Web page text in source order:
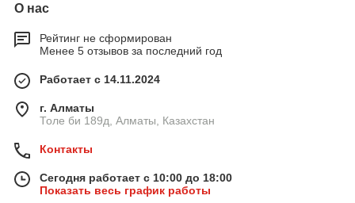
О нас
Рейтинг не сформирован
Менее 5 отзывов за последний год
Работает с 14.11.2024
г. Алматы
Толе би 189д, Алматы, Казахстан
Контакты
Сегодня работает с 10:00 до 18:00
Показать весь график работы